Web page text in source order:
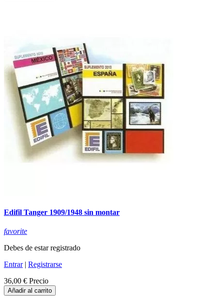
Edifil Tanger 1909/1948 sin montar
favorite
Debes de estar registrado
Entrar| Registrarse
36,00 € Precio
Añadir al carrito